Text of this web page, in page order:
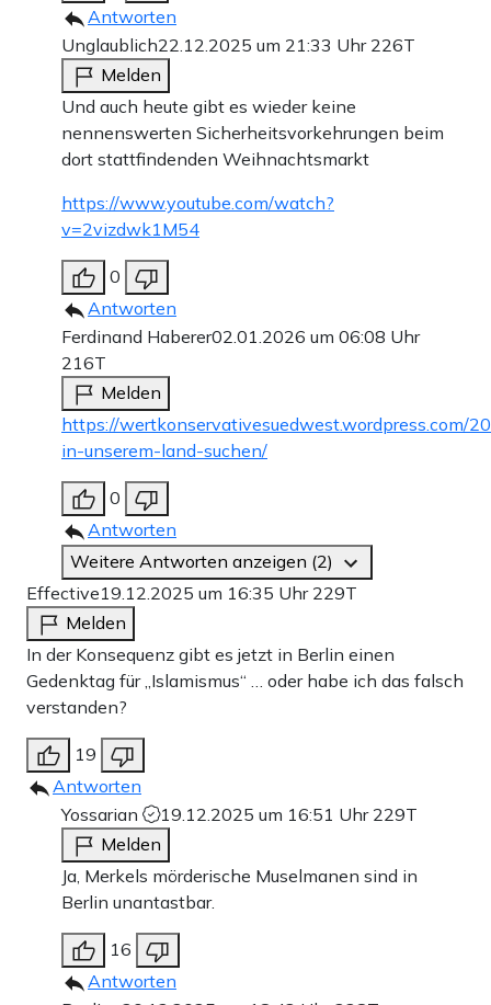
10 €
15 €
Weiter zum Zahlen
Bank-Überweisung
Antworten
Unglaublich22.12.2025 um 21:33 Uhr 226T
Melden
Und auch heute gibt es wieder keine
nennenswerten Sicherheitsvorkehrungen beim
dort stattfindenden Weihnachtsmarkt
https://www.youtube.com/watch?
v=2vizdwk1M54
0
Antworten
Ferdinand Haberer02.01.2026 um 06:08 Uhr
216T
Melden
https://wertkonservativesuedwest.wordpress.com/
in-unserem-land-suchen/
0
Antworten
Weitere Antworten anzeigen (2)
Effective19.12.2025 um 16:35 Uhr 229T
Melden
In der Konsequenz gibt es jetzt in Berlin einen
Gedenktag für „Islamismus“ … oder habe ich das falsch
verstanden?
19
Antworten
Yossarian
19.12.2025 um 16:51 Uhr 229T
Melden
Ja, Merkels mörderische Muselmanen sind in
Berlin unantastbar.
16
Antworten